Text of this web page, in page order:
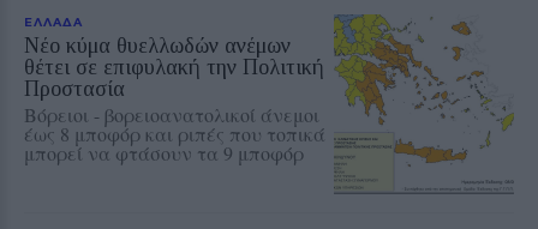
ΕΛΛΑΔΑ
Νέο κύμα θυελλωδών ανέμων
θέτει σε επιφυλακή την Πολιτική
Προστασία
Βόρειοι - βορειοανατολικοί άνεμοι
έως 8 μποφόρ και ριπές που τοπικά
μπορεί να φτάσουν τα 9 μποφόρ